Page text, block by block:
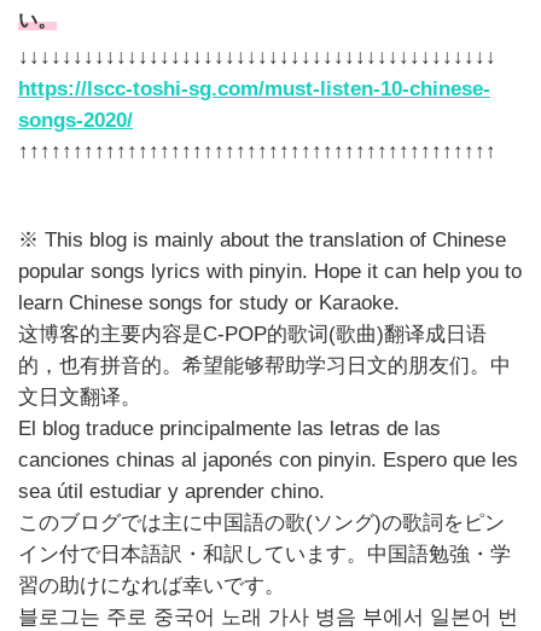
い。
↓↓↓↓↓↓↓↓↓↓↓↓↓↓↓↓↓↓↓↓↓↓↓↓↓↓↓↓↓↓↓↓↓↓↓↓↓↓↓↓↓↓↓↓
https://lscc-toshi-sg.com/must-listen-10-chinese-
songs-2020/
↑↑↑↑↑↑↑↑↑↑↑↑↑↑↑↑↑↑↑↑↑↑↑↑↑↑↑↑↑↑↑↑↑↑↑↑↑↑↑↑↑↑↑↑
※ This blog is mainly about the translation of Chinese
popular songs lyrics with pinyin. Hope it can help you to
learn Chinese songs for study or Karaoke.
这博客的主要内容是C-POP的歌词 (歌曲)翻译成日语
的，也有拼音的。希望能够帮助学习日文的朋友们。中
文日文翻译。
El blog traduce principalmente las letras de las
canciones chinas al japonés con pinyin. Espero que les
sea útil estudiar y aprender chino.
このブログでは主に中国語の歌(ソング)の歌詞をピン
イン付で日本語訳・和訳しています。中国語勉強・学
習の助けになれば幸いです。
블로그는 주로 중국어 노래 가사 병음 부에서 일본어 번